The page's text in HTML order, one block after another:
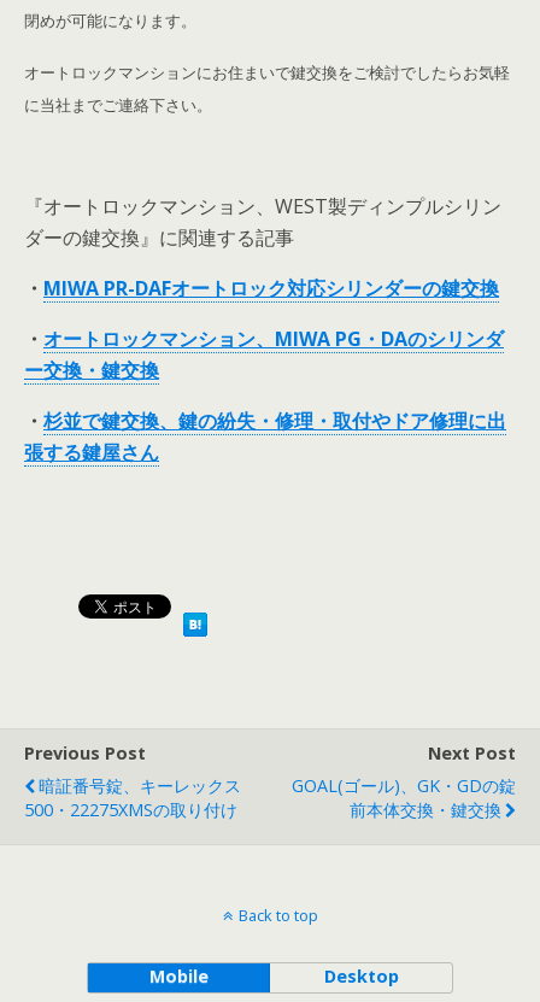
閉めが可能になります。
オートロックマンションにお住まいで鍵交換をご検討でしたらお気軽
に当社までご連絡下さい。
『オートロックマンション、WEST製ディンプルシリン
ダーの鍵交換』に関連する記事
・ MIWA PR-DAFオートロック対応シリンダーの鍵交換
・ オートロックマンション、MIWA PG・DAのシリンダ
ー交換・鍵交換
・ 杉並で鍵交換、鍵の紛失・修理・取付やドア修理に出
張する鍵屋さん
Previous Post
暗証番号錠、キーレックス
500・22275XMSの取り付け
Next Post
GOAL(ゴール)、GK・GDの錠
前本体交換・鍵交換
Back to top
Mobile Desktop